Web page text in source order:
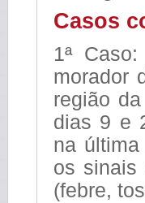
Casos
1ª
morador
região
dias 9 e
na
os sinais
(febre,